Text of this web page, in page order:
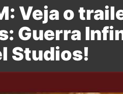
Veja o
Guerra
Studios!